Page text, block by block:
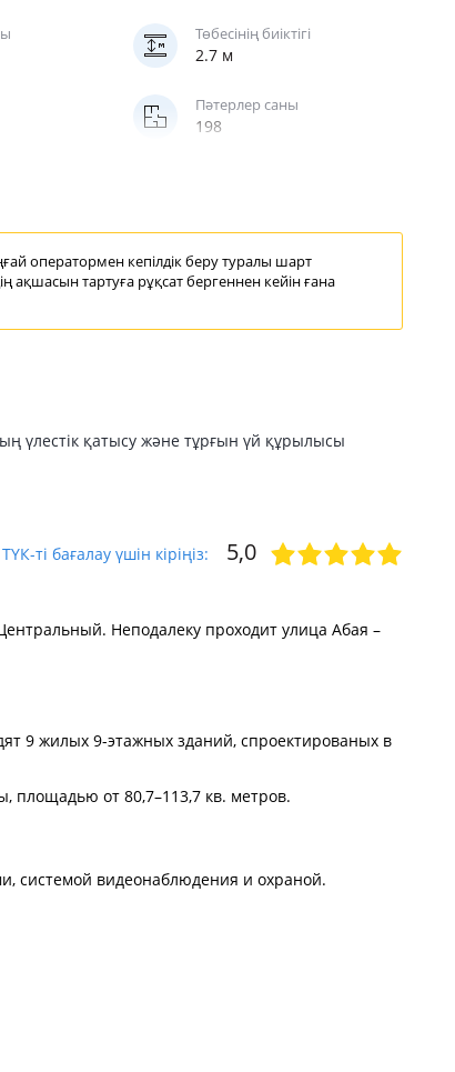
Төбесінің биіктігі
2.7 м
Пәтерлер саны
198
оператормен кепілдік берутуралы шарт
ақшасын тартуға рұқсат бергеннен кейін ғана
үлестік қатысу және тұрғын үй құрылысы
ті бағалау үшін кіріңіз: 5,0
Неподалеку проходит улица Абая –
9 жилых 9-этажных зданий, спроектированых в
площадью от 80,7–113,7 кв. метров.
системой видеонаблюдения и охраной.